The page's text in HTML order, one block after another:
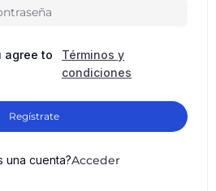
agree to
Términos y
condiciones
Regístrate
una cuenta?Acceder